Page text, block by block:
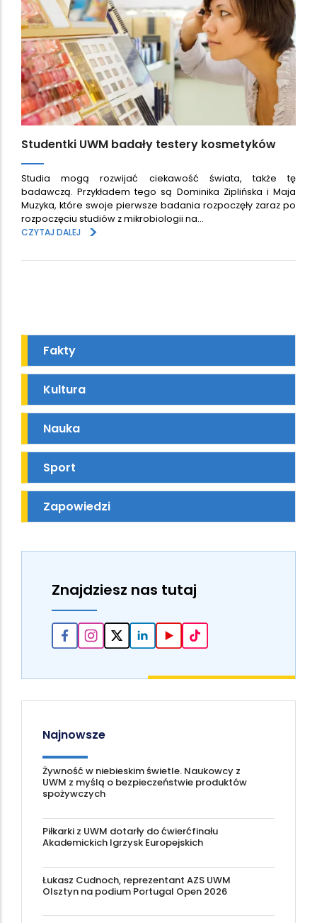
Studentki UWM badały testery kosmetyków
Studia mogą rozwijać ciekawość świata, także tę
badawczą. Przykładem tego są Dominika Ziplińska i Maja
Muzyka, które swoje pierwsze badania rozpoczęły zaraz po
rozpoczęciu studiów z mikrobiologii na…
CZYTAJ DALEJ
>
Fakty
Kultura
Nauka
Sport
Zapowiedzi
Znajdziesz nas tutaj
Najnowsze
Żywność w niebieskim świetle. Naukowcy z
UWM z myślą o bezpieczeństwie produktów
spożywczych
Piłkarki z UWM dotarły do ćwierćfinału
Akademickich Igrzysk Europejskich
Łukasz Cudnoch, reprezentant AZS UWM
Olsztyn na podium Portugal Open 2026